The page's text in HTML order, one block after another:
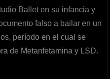
Ballet en su infancia y
falso a bailar en un
período en el cual se
de Metanfetamina y LSD.